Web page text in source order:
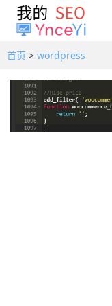
首页 > wordpress